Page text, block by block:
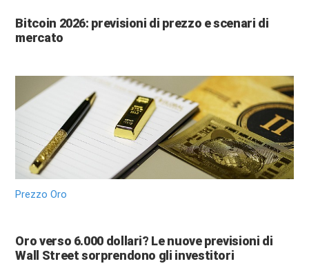
Bitcoin 2026: previsioni di prezzo e scenari di
mercato
Prezzo Oro
Oro verso 6.000 dollari? Le nuove previsioni di
Wall Street sorprendono gli investitori